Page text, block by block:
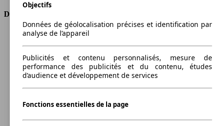
Dimensions
Longueur
Hauteur
1833 mm
Largeur
1802 mm
Empattement
2682 mm
Poids maximum
2186 kg
Charge maximale
715 kg
Charge sur toit
-
Objectifs
Données de géolocalisation précises et identification par
analyse de l’appareil
Publicités et contenu personnalisés, mesure de
performance des publicités et du contenu, études
d’audience et développement de services
Fonctions essentielles de la page